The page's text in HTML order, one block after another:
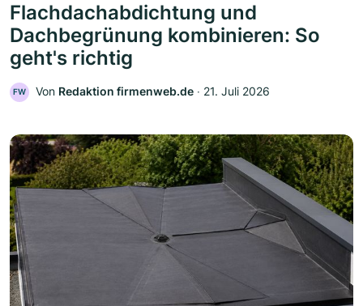
Flachdachabdichtung und
Dachbegrünung kombinieren: So
geht's richtig
FW Von Redaktion firmenweb.de ‧ 21. Juli 2026